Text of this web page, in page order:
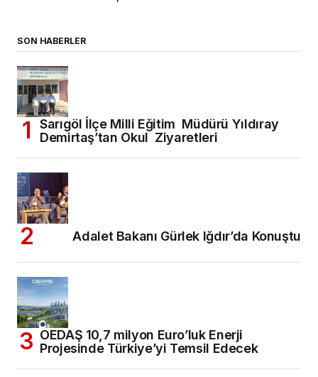
SON HABERLER
Sarıgöl İlçe Milli Eğitim Müdürü Yıldıray
Demirtaş’tan Okul Ziyaretleri
Adalet Bakanı Gürlek Iğdır’da Konuştu
OEDAŞ 10,7 milyon Euro’luk Enerji
Projesinde Türkiye’yi Temsil Edecek